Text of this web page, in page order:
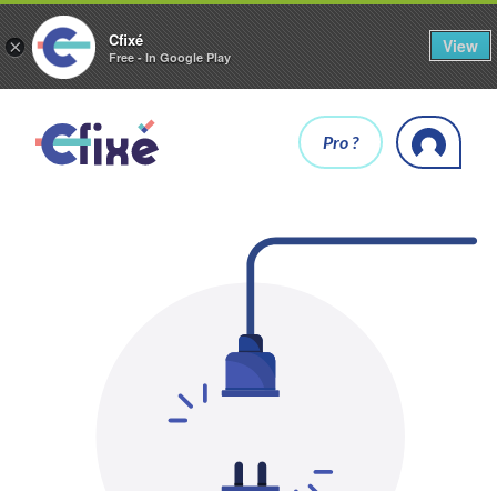
× Cfixé
Free - In Google Play
View
Pro ?